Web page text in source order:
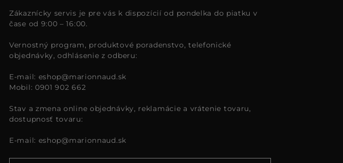
Zákaznícky servis je pre vás k dispozícií od pondelka do piatku v
čase od 9:00 – 16:00.
Vernostný program, produktové poradenstvo, telefonické
objednávky, odhlásenie z odberu:
E-mail: eshop@marionnaud.sk
Mobil: 0901 902 662
Stav a zmena online objednávky, reklamácie a vrátenie tovaru,
dostupnosť tovaru:
E-mail: eshop@marionnaud.sk